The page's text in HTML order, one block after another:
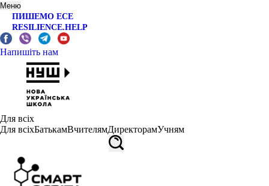
Меню
ПИШЕМО ЕСЕ
RESILIENCE.HELP
Напишіть нам
Для всіх
Для всіхБатькамВчителямДиректорамУчням